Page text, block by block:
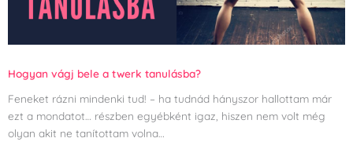
Hogyan vágj bele a twerk tanulásba?
Feneket rázni mindenki tud! – ha tudnád hányszor hallottam már
ezt a mondatot… részben egyébként igaz, hiszen nem volt még
olyan akit ne tanítottam volna…